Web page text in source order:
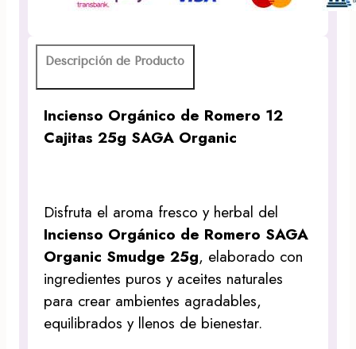
cantidad
Descripción de Producto
Incienso Orgánico de Romero 12
Cajitas 25g SAGA Organic
Disfruta el aroma fresco y herbal del
Incienso Orgánico de Romero SAGA
Organic Smudge 25g, elaborado con
ingredientes puros y aceites naturales
para crear ambientes agradables,
equilibrados y llenos de bienestar.